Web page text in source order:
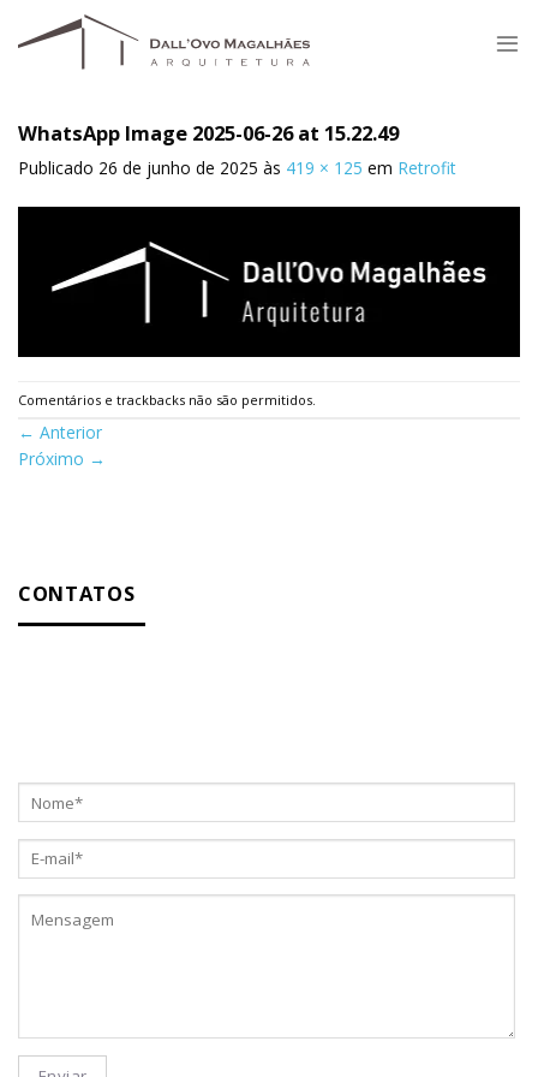
WhatsApp Image 2025-06-26 at 15.22.49
Publicado 26 de junho de 2025 às 419 × 125 em Retrofit
Comentários e trackbacks não são permitidos.
← Anterior
Próximo →
CONTATOS